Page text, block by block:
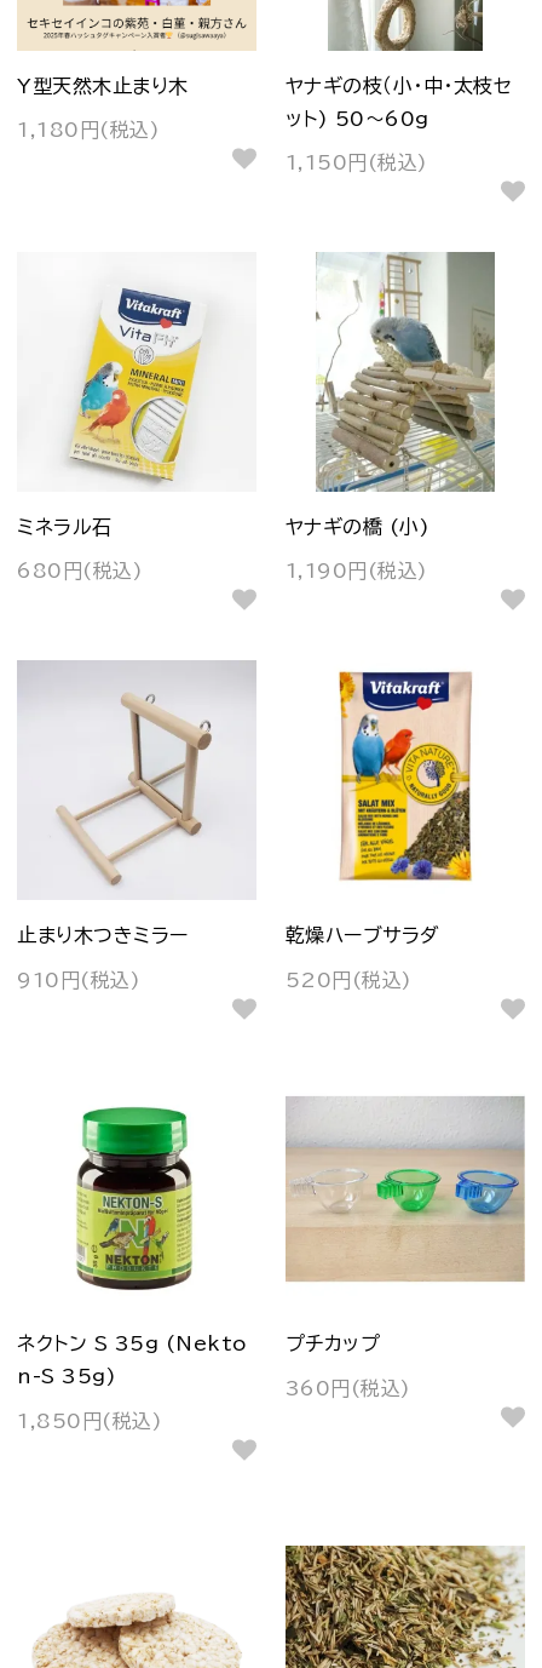
Y型天然木止まり木
1,180円(税込)
ヤナギの枝（小・中・太枝セ
ット) 50～60g
1,150円(税込)
ミネラル石
680円(税込)
ヤナギの橋 (小)
1,190円(税込)
止まり木つきミラー
910円(税込)
乾燥ハーブサラダ
520円(税込)
ネクトン S 35g (Nekto
n-S 35g)
1,850円(税込)
プチカップ
360円(税込)